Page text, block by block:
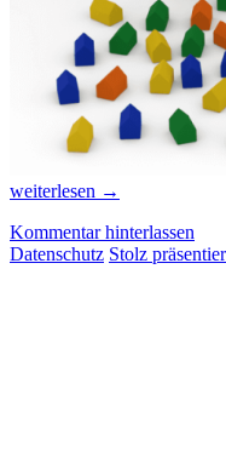
Neue
aus
Lateinamerika,
weiterlesen →
Kommentar hinterlassen
Datenschutz Stolz